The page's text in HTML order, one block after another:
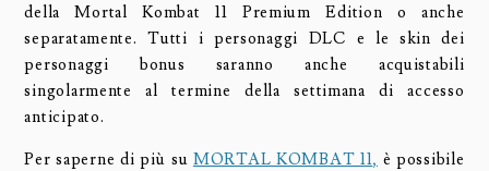
della Mortal Kombat 11 Premium Edition o anche
separatamente. Tutti i personaggi DLC e le skin dei
personaggi bonus saranno anche acquistabili
singolarmente al termine della settimana di accesso
anticipato.
Per saperne di più su MORTAL KOMBAT 11, è possibile